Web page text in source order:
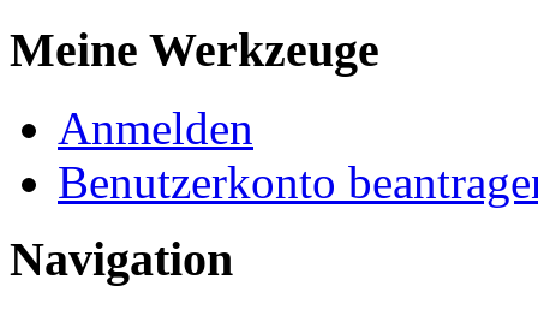
Meine Werkzeuge
Anmelden
Benutzerkonto
Navigation